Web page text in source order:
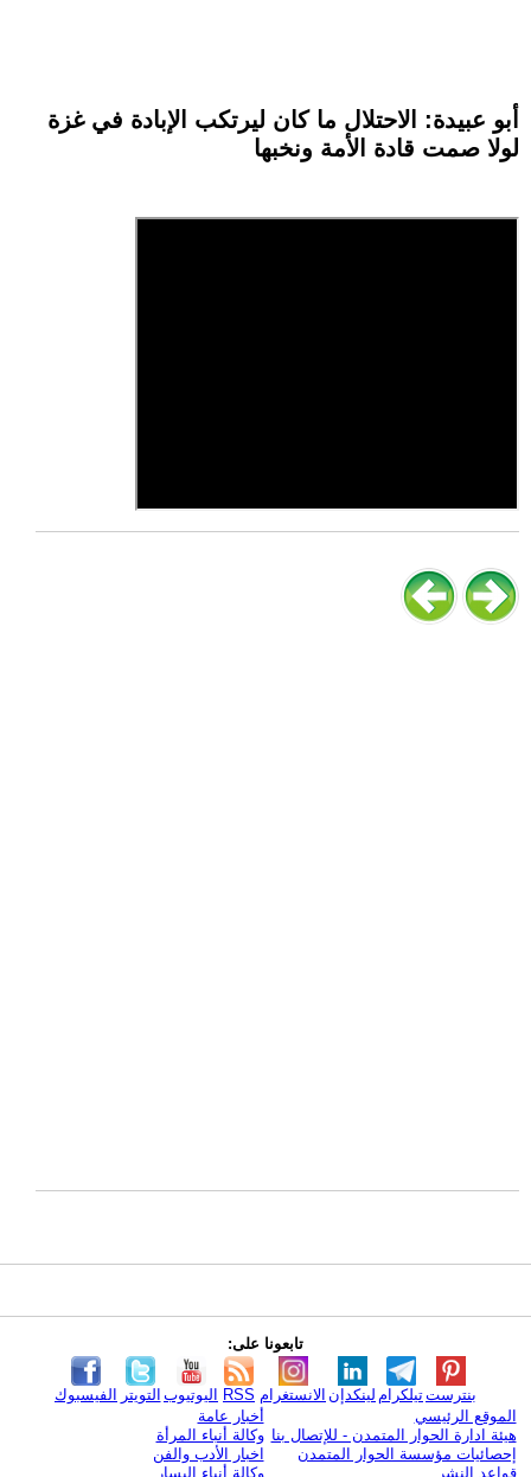
أبو عبيدة: الاحتلال ما كان ليرتكب الإبادة في غزة
لولا صمت قادة الأمة ونخبها
تابعونا على:
الفيسبوك التويتر اليوتيوب RSS الانستغرام لينكدإن تيلكرامبنترست
الموقع الرئيسي
هيئة ادارة الحوار المتمدن - للإتصال بنا
إحصائيات مؤسسة الحوار المتمدن
قواعد النشر
أخبار عامة
وكالة أنباء المرأة
اخبار الأدب والفن
وكالة أنباء اليسار